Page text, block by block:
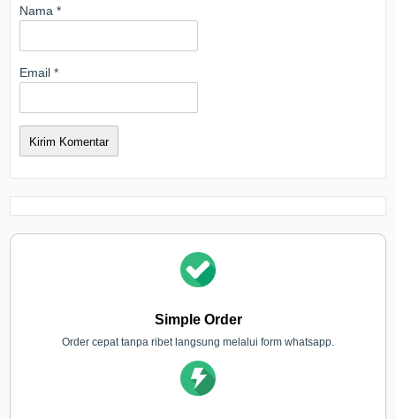
Nama*
Email*
Simple Order
Order cepat tanpa ribet langsung melalui form whatsapp.